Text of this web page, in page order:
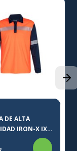
DE ALTA
IRON-X IX-